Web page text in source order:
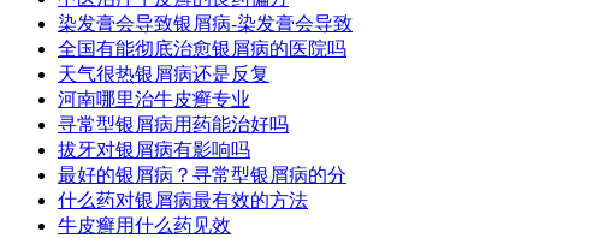
染发膏会导致银屑病-染发膏会导致
全国有能彻底治愈银屑病的医院吗
天气很热银屑病还是反复
河南哪里治牛皮癣专业
寻常型银屑病用药能治好吗
拔牙对银屑病有影响吗
最好的银屑病？寻常型银屑病的分
什么药对银屑病最有效的方法
牛皮癣用什么药见效